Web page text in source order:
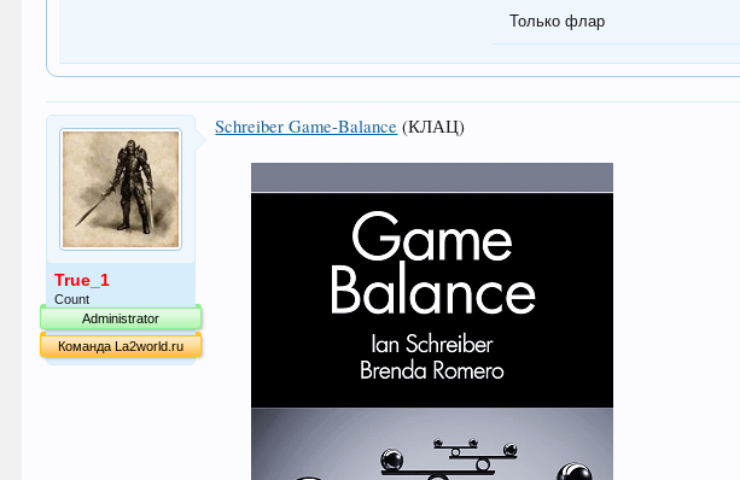
Только флар
True_1
Count
Administrator
Команда La2world.ru
Schreiber Game-Balance (КЛАЦ)